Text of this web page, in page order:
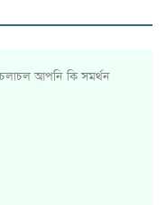
চলাচল আপনি কি সমর্থন